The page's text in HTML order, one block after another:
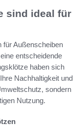
sind ideal für
für Außenscheiben
entscheidende
haben sich
Nachhaltigkeit und
sondern
Nutzung.